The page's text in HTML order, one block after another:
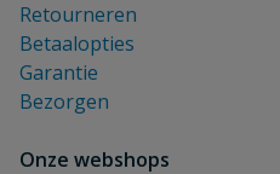
Retourneren
Betaalopties
Garantie
Bezorgen
Onze webshops